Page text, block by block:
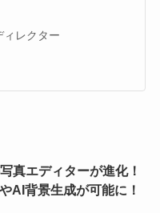
ィレクター
真エディターが進化！
AI背景生成が可能に！